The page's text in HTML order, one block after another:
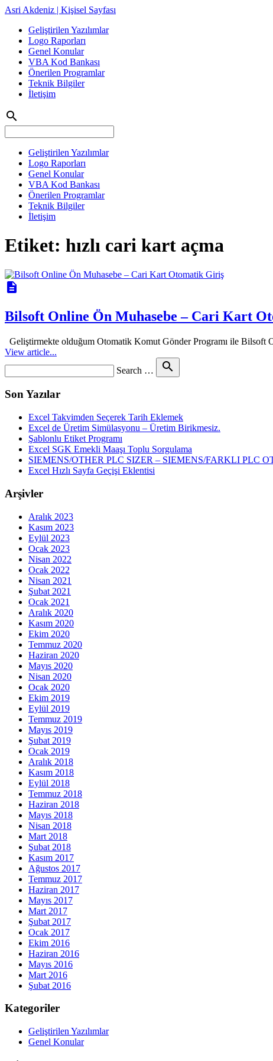
Asri Akdeniz | Kişisel Sayfası
Geliştirilen Yazılımlar
Logo Raporları
Genel Konular
VBA Kod Bankası
Önerilen Programlar
Teknik Bilgiler
İletişim
search
Geliştirilen Yazılımlar
Logo Raporları
Genel Konular
VBA Kod Bankası
Önerilen Programlar
Teknik Bilgiler
İletişim
Etiket: hızlı cari kart açma
description
Bilsoft Online Ön Muhasebe – Cari Kart
Geliştirmekte olduğum Otomatik Komut Gönder Programı ile Bilsoft
View article...
Search … search
Son Yazılar
Excel Takvimden Seçerek Tarih Eklemek
Excel de Üretim Simülasyonu – Üretim Birikmesiz.
Şablonlu Etiket Programı
Excel SGK Emekli Maaşı Toplu Sorgulama
SIEMENS/OTHER PLC SIZER – SIEMENS/FARKLI PLC
Excel Hızlı Sayfa Geçişi Eklentisi
Arşivler
Aralık 2023
Kasım 2023
Eylül 2023
Ocak 2023
Nisan 2022
Ocak 2022
Nisan 2021
Şubat 2021
Ocak 2021
Aralık 2020
Kasım 2020
Ekim 2020
Temmuz 2020
Haziran 2020
Mayıs 2020
Nisan 2020
Ocak 2020
Ekim 2019
Eylül 2019
Temmuz 2019
Mayıs 2019
Şubat 2019
Ocak 2019
Aralık 2018
Kasım 2018
Eylül 2018
Temmuz 2018
Haziran 2018
Mayıs 2018
Nisan 2018
Mart 2018
Şubat 2018
Kasım 2017
Ağustos 2017
Temmuz 2017
Haziran 2017
Mayıs 2017
Mart 2017
Şubat 2017
Ocak 2017
Ekim 2016
Haziran 2016
Mayıs 2016
Mart 2016
Şubat 2016
Kategoriler
Geliştirilen Yazılımlar
Genel Konular